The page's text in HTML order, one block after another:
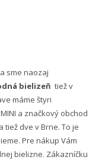
sme naozaj
bielizeň tiež v
máme štyri
a značkový obchod
tiež dve v Brne. To je
Pre nákup Vám
bielizne. Zákazníčku